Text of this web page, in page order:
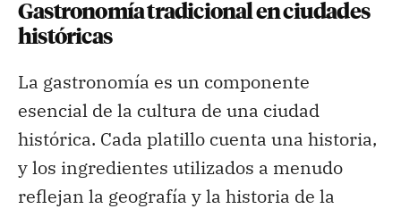
Gastronomía tradicional en ciudades
históricas
La gastronomía es un componente
esencial de la cultura de una ciudad
histórica. Cada platillo cuenta una historia,
y los ingredientes utilizados a menudo
reflejan la geografía y la historia de la